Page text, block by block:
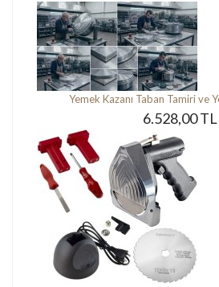
Yemek Kazanı Taban Tamiri ve
6.528,00 TL